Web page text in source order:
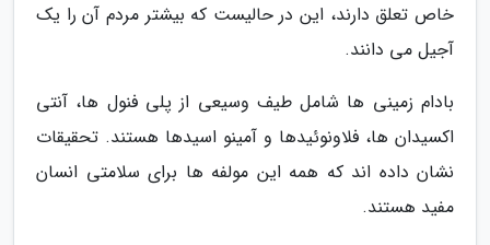
خاص تعلق دارند، این در حالیست که بیشتر مردم آن را یک
آجیل می دانند.
بادام زمینی ها شامل طیف وسیعی از پلی فنول ها، آنتی
اکسیدان ها، فلاونوئیدها و آمینو اسیدها هستند. تحقیقات
نشان داده اند که همه این مولفه ها برای سلامتی انسان
مفید هستند.